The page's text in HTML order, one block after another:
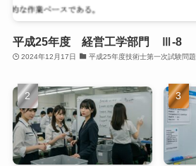
平成25年度 経営工学部門 Ⅲ-8
2024年12月17日 平成25年度技術士第一次試験問題